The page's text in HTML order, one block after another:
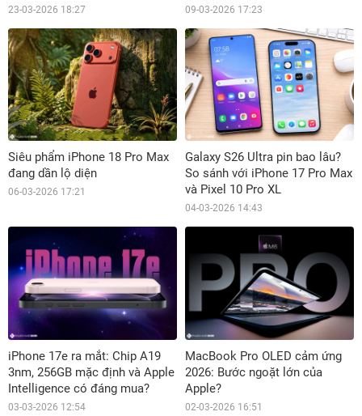
23-03-2026 18:27 09-03-2026 17:23
Siêu phẩm iPhone 18 Pro Max
đang dần lộ diện
06-03-2026 17:21
Galaxy S26 Ultra pin bao lâu?
So sánh với iPhone 17 Pro Max
và Pixel 10 Pro XL
04-03-2026 14:43
iPhone 17e ra mắt: Chip A19
3nm, 256GB mặc định và Apple
Intelligence có đáng mua?
03-03-2026 12:54
MacBook Pro OLED cảm ứng
2026: Bước ngoặt lớn của
Apple?
02-03-2026 16:51